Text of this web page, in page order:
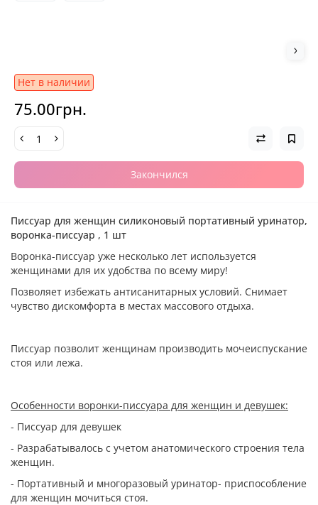
Нет в наличии
75.00грн.
Закончился
Писсуар для женщин силиконовый портативный уринатор,
воронка-писсуар , 1 шт
Воронка-писсуар уже несколько лет используется
женщинами для их удобства по всему миру!
Позволяет избежать антисанитарных условий. Снимает
чувство дискомфорта в местах массового отдыха.
Писсуар позволит женщинам производить мочеиспускание
стоя или лежа.
Особенности воронки-писсуара для женщин и девушек:
- Писсуар для девушек
- Разрабатывалось с учетом анатомического строения тела
женщин.
- Портативный и многоразовый уринатор- приспособление
для женщин мочиться стоя.